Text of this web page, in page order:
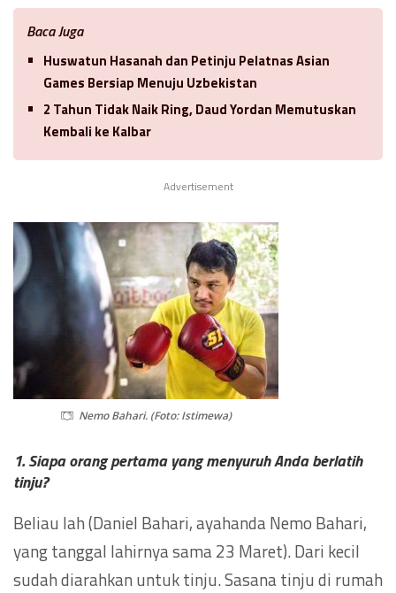
Baca Juga
Huswatun Hasanah dan Petinju Pelatnas Asian
Games Bersiap Menuju Uzbekistan
2 Tahun Tidak Naik Ring, Daud Yordan Memutuskan
Kembali ke Kalbar
Advertisement
Nemo Bahari. (Foto: Istimewa)
1. Siapa orang pertama yang menyuruh Anda berlatih
tinju?
Beliau lah (Daniel Bahari, ayahanda Nemo Bahari,
yang tanggal lahirnya sama 23 Maret). Dari kecil
sudah diarahkan untuk tinju. Sasana tinju di rumah